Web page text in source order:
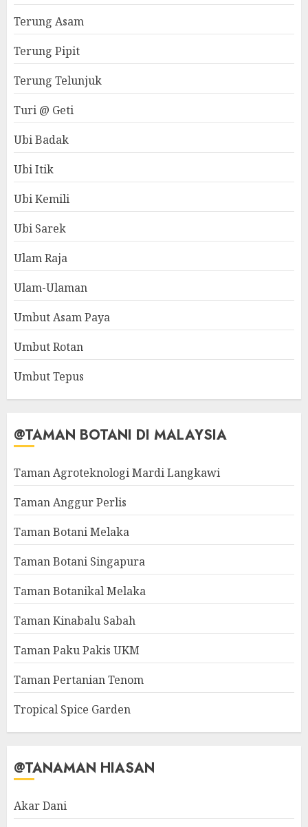
Terung Asam
Terung Pipit
Terung Telunjuk
Turi @ Geti
Ubi Badak
Ubi Itik
Ubi Kemili
Ubi Sarek
Ulam Raja
Ulam-Ulaman
Umbut Asam Paya
Umbut Rotan
Umbut Tepus
@TAMAN BOTANI DI MALAYSIA
Taman Agroteknologi Mardi Langkawi
Taman Anggur Perlis
Taman Botani Melaka
Taman Botani Singapura
Taman Botanikal Melaka
Taman Kinabalu Sabah
Taman Paku Pakis UKM
Taman Pertanian Tenom
Tropical Spice Garden
@TANAMAN HIASAN
Akar Dani